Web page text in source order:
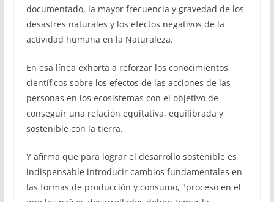
documentado, la mayor frecuencia y gravedad de los
desastres naturales y los efectos negativos de la
actividad humana en la Naturaleza.
En esa línea exhorta a reforzar los conocimientos
científicos sobre los efectos de las acciones de las
personas en los ecosistemas con el objetivo de
conseguir una relación equitativa, equilibrada y
sostenible con la tierra.
Y afirma que para lograr el desarrollo sostenible es
indispensable introducir cambios fundamentales en
las formas de producción y consumo, "proceso en el